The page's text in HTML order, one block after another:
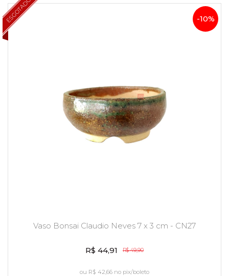
ESGOTADO
Vaso Bonsai Claudio Neves 7 x 3 cm - CN27
-10%
R$ 44,91 R$ 49,90
ou R$ 42,66 no pix/boleto